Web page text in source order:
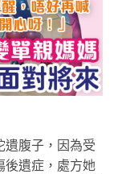
遺腹子，因為受
後遺症，處方她